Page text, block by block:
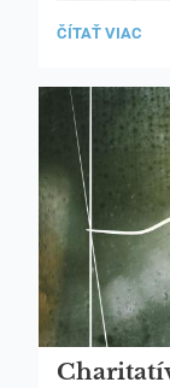
KARNEVAL
ČÍTAŤ VIAC